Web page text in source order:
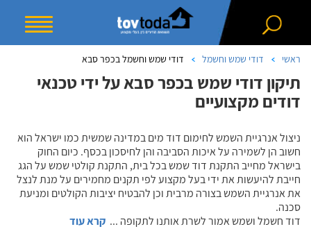
ראשי דודי שמש וחשמל דודי שמש וחשמל בכפר סבא
תיקון דודי שמש בכפר סבא על ידי טכנאי
דודים מקצועיים
ניצול אנרגיית השמש לחימום דוד מים במדינה שמשית כמו ישראל הוא
חשוב הן לשמירה על איכות הסביבה והן לחיסכון בכסף. כיום החוק
בישראל מחייב התקנת דוד שמש בכל בית, התקנת קולטי שמש על הגג
חייבת להיעשות את ידי בעל מקצוע לפי תקנים מחמירים על מנת לנצל
את אנרגיית השמש בצורה מרבית וכן להבטיח יציבות הקולטים ומניעת
סכנה.
דוד חשמל ושמש אמור לשרת אותנו לתקופה ... קרא עוד